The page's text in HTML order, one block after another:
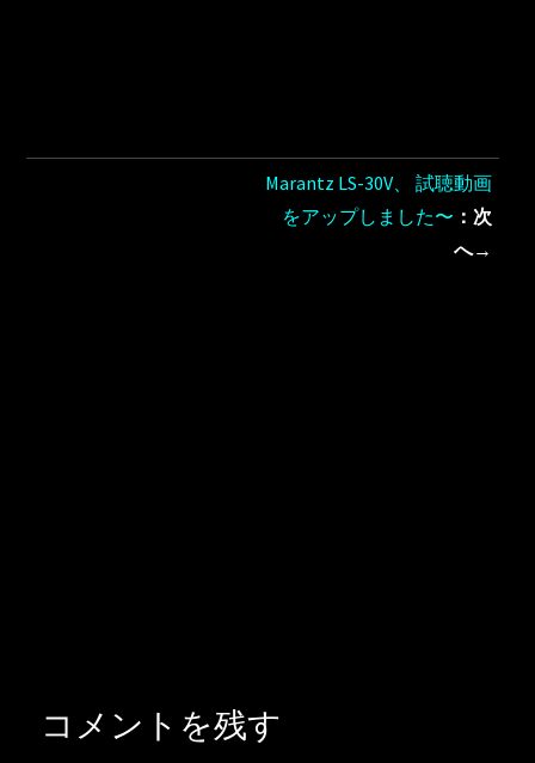
Marantz LS-30V、 試聴動画
をアップしました〜 ：次
へ→
コメントを残す